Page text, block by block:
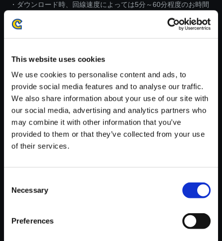
This website uses cookies
We use cookies to personalise content and ads, to
provide social media features and to analyse our traffic.
We also share information about your use of our site with
our social media, advertising and analytics partners who
may combine it with other information that you’ve
provided to them or that they’ve collected from your use
of their services.
Selection
Necessary
Preferences
・ダウンロード時、回線速度によっては5分～60分程度のお時間
※ご購入いただいたファイルのダウンロードの際には、通信環境
【単曲】帰ってきた 魔界村 オリ
ジナル・サウンドトラック 敵登
場